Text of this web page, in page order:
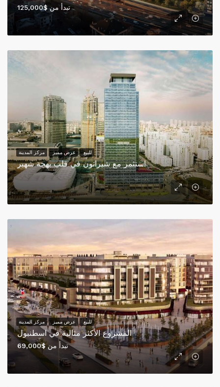
تبدأ من$125,000
استثمر مع شيراتون في قلب بهجة شهير
للبيع عرض مميز مركز المدينة
المشروع الأكثر مثالية في اسطنبول
تبدأ من$69,000
للبيع عرض مميز مركز المدينة